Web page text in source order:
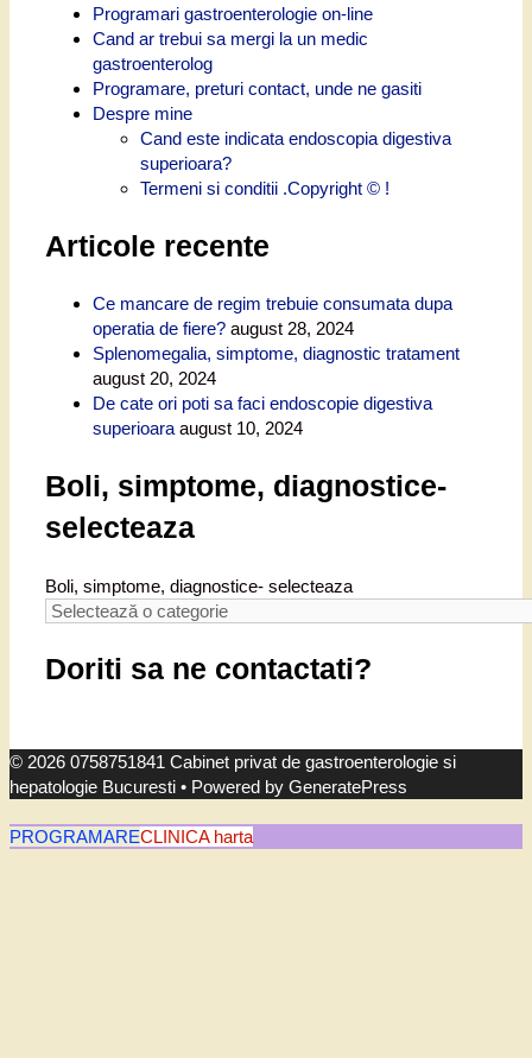
Programari gastroenterologie on-line
Cand ar trebui sa mergi la un medic
gastroenterolog
Programare, preturi contact, unde ne gasiti
Despre mine
Cand este indicata endoscopia digestiva
superioara?
Termeni si conditii .Copyright © !
Articole recente
Ce mancare de regim trebuie consumata dupa
operatia de fiere? august 28, 2024
Splenomegalia, simptome, diagnostic tratament
august 20, 2024
De cate ori poti sa faci endoscopie digestiva
superioara august 10, 2024
Boli, simptome, diagnostice-
selecteaza
Boli, simptome, diagnostice- selecteaza
Doriti sa ne contactati?
© 2026 0758751841 Cabinet privat de gastroenterologie si
hepatologie Bucuresti • Powered by GeneratePress
PROGRAMARECLINICA harta